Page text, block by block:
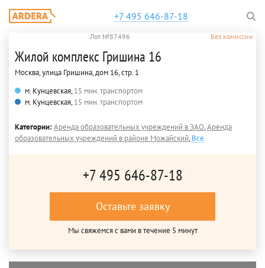
+7 495 646-87-18
Лот №87496 Без комиссии
Жилой комплекс Гришина 16
Москва, улица Гришина, дом 16, стр. 1
м. Кунцевская,15 мин. транспортом
м. Кунцевская,15 мин. транспортом
Категории:Аренда образовательных учреждений в ЗАО,Аренда
образовательных учреждений в районе Можайский,Все
+7 495 646-87-18
Оставьте заявку
Мы свяжемся с вами в течение 5 минут